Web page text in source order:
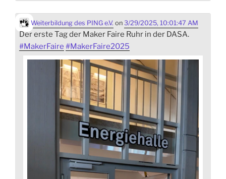
Weiterbildung des PING e.V. on 3/29/2025, 10:01:47 AM
Der erste Tag der Maker Faire Ruhr in der DASA.
#MakerFaire #MakerFaire2025